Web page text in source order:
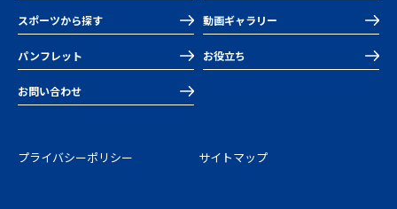
スポーツから探す 動画ギャラリー
パンフレット お役立ち
お問い合わせ
プライバシーポリシー サイトマップ